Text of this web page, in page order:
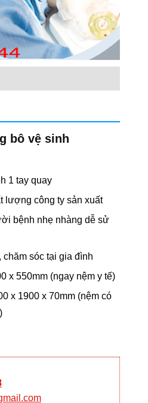
bô vệ sinh
1 tay quay
lượng công ty sản xuất
bệnh nhẹ nhàng dễ sử
sóc tại gia đình
x 550mm (ngay nệm y tế)
x 1900 x 70mm (nệm có